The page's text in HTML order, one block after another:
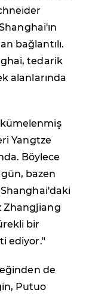
bağlantılı.
tedarik
alanlarında
kümelenmiş
Yangtze
Böylece
bazen
Zhangjiang
bir
ediyor."
de
Putuo